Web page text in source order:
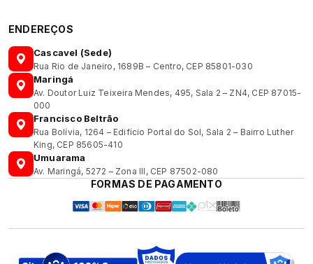
ENDEREÇOS
Cascavel (Sede)
Rua Rio de Janeiro, 1689B – Centro, CEP 85801-030
Maringá
Av. Doutor Luiz Teixeira Mendes, 495, Sala 2 – ZN4, CEP 87015-
000
Francisco Beltrão
Rua Bolívia, 1264 – Edifício Portal do Sol, Sala 2 – Bairro Luther
King, CEP 85605-410
Umuarama
Av. Maringá, 5272 – Zona III, CEP 87502-080
FORMAS DE PAGAMENTO